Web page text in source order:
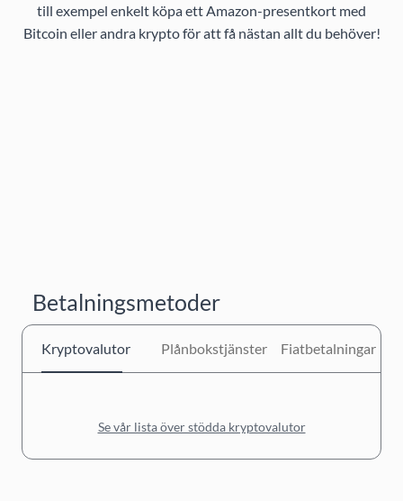
till exempel enkelt köpa ett Amazon-presentkort med
Bitcoin eller andra krypto för att få nästan allt du behöver!
Betalningsmetoder
Kryptovalutor Plånbokstjänster Fiatbetalningar
Se vår lista över stödda kryptovalutor